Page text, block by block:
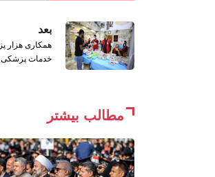
بعد
همکاری هزار
خدمات پزشکی
مطالب بیشتر